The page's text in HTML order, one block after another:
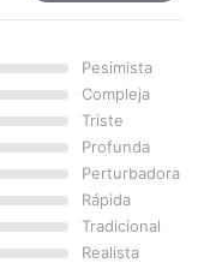
Pesimista
Compleja
Triste
Profunda
Perturbadora
Rápida
Tradicional
Realista